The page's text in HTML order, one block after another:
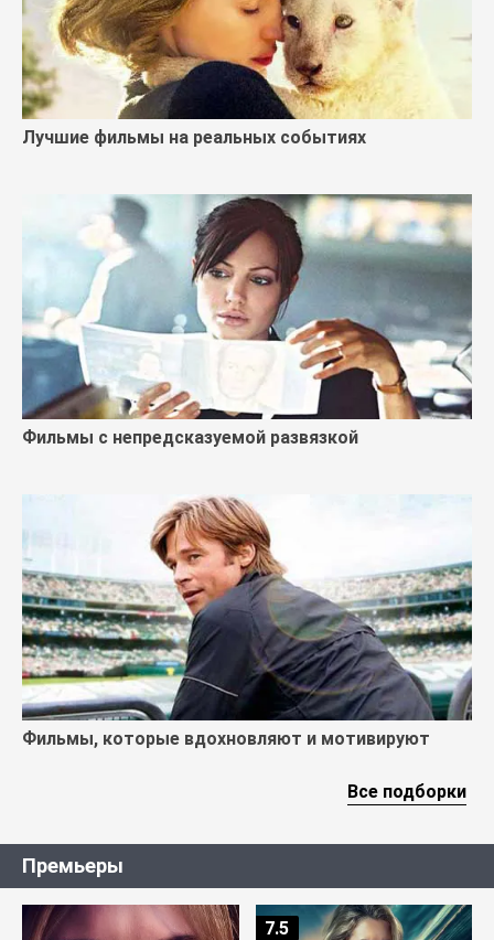
Лучшие фильмы на реальных событиях
Фильмы с непредсказуемой развязкой
Фильмы, которые вдохновляют и мотивируют
Все подборки
Премьеры
7.5